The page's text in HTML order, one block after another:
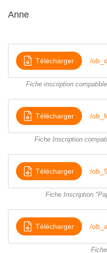
Anne
Télécharger
Fiche inscription
Télécharger
Fiche Inscription
Télécharger
Fiche Inscription
Télécharger